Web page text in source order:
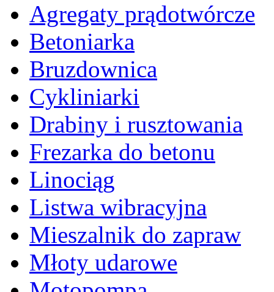
Agregaty prądotwórcze
Betoniarka
Bruzdownica
Cykliniarki
Drabiny i rusztowania
Frezarka do betonu
Linociąg
Listwa wibracyjna
Mieszalnik do zapraw
Młoty udarowe